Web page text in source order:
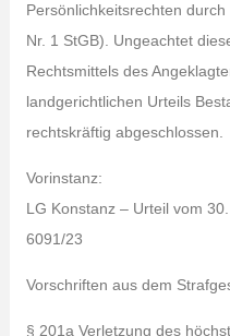
Persönlichkeitsrechten
Nr. 1 StGB). Ungeachtet
Rechtsmittels des
landgerichtlichen Urteils
rechtskräftig abgeschlossen.
Vorinstanz:
LG Konstanz – Urteil vom
6091/23
Vorschriften aus dem
§ 201a Verletzung des